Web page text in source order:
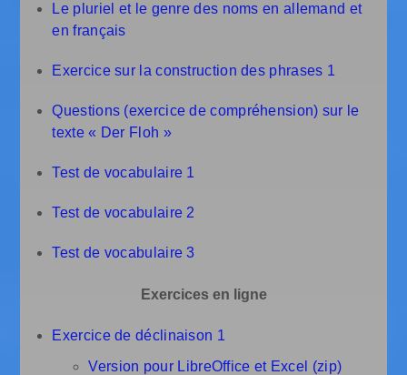
Le pluriel et le genre des noms en allemand et
en français
Exercice sur la construction des phrases 1
Questions (exercice de compréhension) sur le
texte « Der Floh »
Test de vocabulaire 1
Test de vocabulaire 2
Test de vocabulaire 3
Exercices en ligne
Exercice de déclinaison 1
Version pour LibreOffice et Excel (zip)